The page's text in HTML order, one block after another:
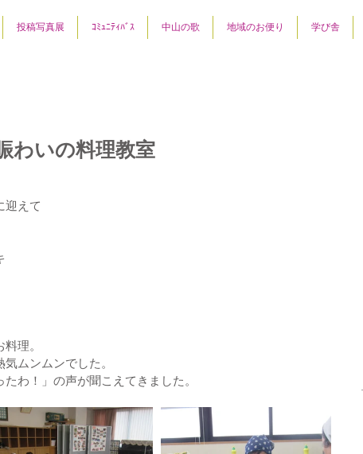
投稿写真展 ｺﾐｭﾆﾃｨﾊﾞｽ 中山の歌 地域のお便り 学び舎
わいの料理教室
迎えて
理。
ムンムンでした。
わ！」の声が聞こえてきました。